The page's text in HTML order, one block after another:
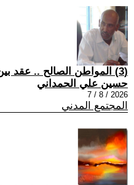
(3) المواطن الصالح .. عقد بين الدولة والإنسان
حسين علي الحمداني
2026 / 8 / 7
المجتمع المدني